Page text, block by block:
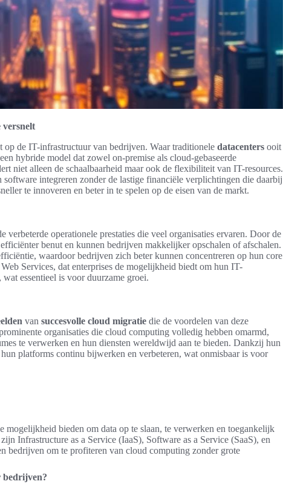
versnelt
op de IT-infrastructuur van bedrijven. Waar traditionele datacenters ooit
hybride model dat zowel on-premise als cloud-gebaseerde
niet alleen de schaalbaarheid maar ook de flexibiliteit van IT-resources.
integreren zonder de lastige financiële verplichtingen die daarbij
te innoveren en beter in te spelen op de eisen van de markt.
verbeterde operationele prestaties die veel organisaties ervaren. Door de
benut en kunnen bedrijven makkelijker opschalen of afschalen.
waardoor bedrijven zich beter kunnen concentreren op hun core
Services, dat enterprises de mogelijkheid biedt om hun IT-
essentieel is voor duurzame groei.
van succesvolle cloud migratie die de voordelen van deze
organisaties die cloud computing volledig hebben omarmd,
te verwerken en hun diensten wereldwijd aan te bieden. Dankzij hun
platforms continu bijwerken en verbeteren, wat onmisbaar is voor
bieden om data op te slaan, te verwerken en toegankelijk
Infrastructure as a Service (IaaS), Software as a Service (SaaS), en
bedrijven om te profiteren van cloud computing zonder grote
bedrijven?